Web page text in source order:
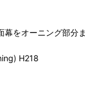
幕をオーニング部
H218